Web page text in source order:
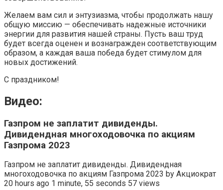
Желаем вам сил и энтузиазма, чтобы продолжать нашу
общую миссию — обеспечивать надежные источники
энергии для развития нашей страны. Пусть ваш труд
будет всегда оценен и вознагражден соответствующим
образом, а каждая ваша победа будет стимулом для
новых достижений.
С праздником!
Видео:
Газпром не заплатит дивиденды.
Дивидендная многоходовочка по акциям
Газпрома 2023
Газпром не заплатит дивиденды. Дивидендная
многоходовочка по акциям Газпрома 2023 by Акциократ
20 hours ago 1 minute, 55 seconds 57 views